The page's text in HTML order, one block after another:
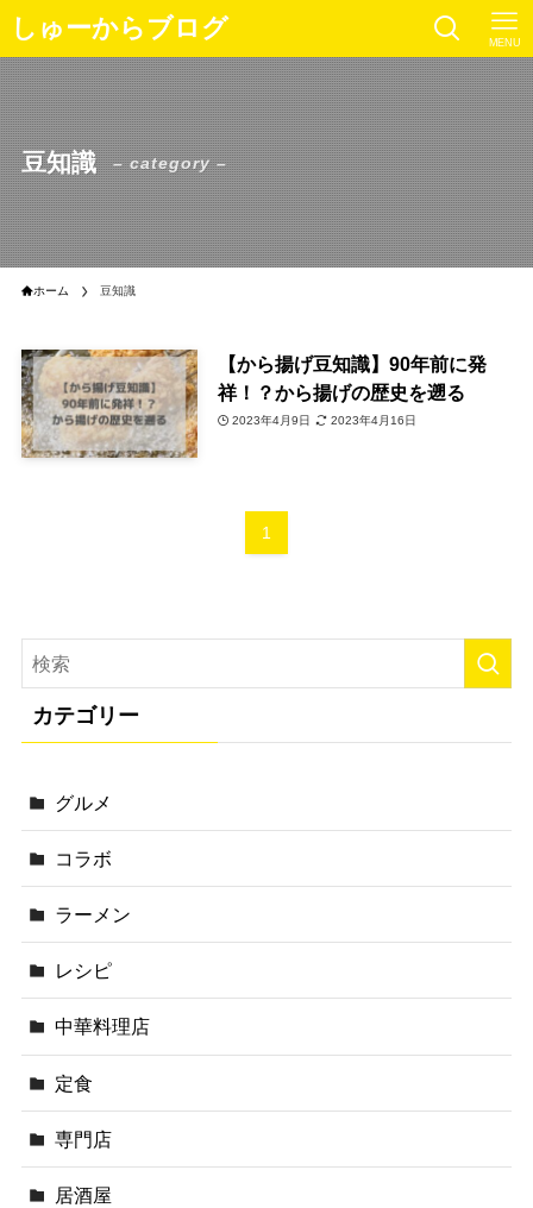
しゅーからブログ MENU
豆知識 – category –
ホーム 豆知識
【から揚げ豆知識】90年前に発
祥！？から揚げの歴史を遡る
2023年4月9日 2023年4月16日
1
カテゴリー
グルメ
コラボ
ラーメン
レシピ
中華料理店
定食
専門店
居酒屋